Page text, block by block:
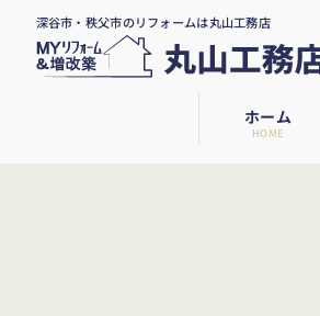
深谷市・秩父市のリフォームは丸山工務店
ホーム
HOME